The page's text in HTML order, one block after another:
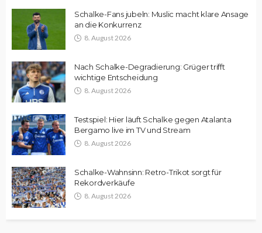
Schalke-Fans jubeln: Muslic macht klare Ansage
an die Konkurrenz
8. August 2026
Nach Schalke-Degradierung: Grüger trifft
wichtige Entscheidung
8. August 2026
Testspiel: Hier läuft Schalke gegen Atalanta
Bergamo live im TV und Stream
8. August 2026
Schalke-Wahnsinn: Retro-Trikot sorgt für
Rekordverkäufe
8. August 2026